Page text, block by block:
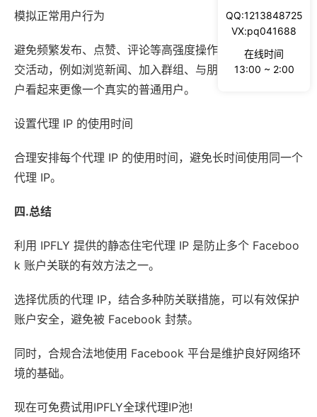
模拟正常用户行为
避免频繁发布、点赞、评论等高强度操作。模拟正常的社
交活动，例如浏览新闻、加入群组、与朋友互动等，让账
户看起来更像一个真实的普通用户。
设置代理 IP 的使用时间
合理安排每个代理 IP 的使用时间，避免长时间使用同一个
代理 IP。
四.总结
利用 IPFLY 提供的静态住宅代理 IP 是防止多个 Faceboo
k 账户关联的有效方法之一。
选择优质的代理 IP，结合多种防关联措施，可以有效保护
账户安全，避免被 Facebook 封禁。
同时，合规合法地使用 Facebook 平台是维护良好网络环
境的基础。
现在可免费试用IPFLY全球代理IP池!
QQ:1213848725
VX:pq041688
在线时间
13:00 ~ 2:00